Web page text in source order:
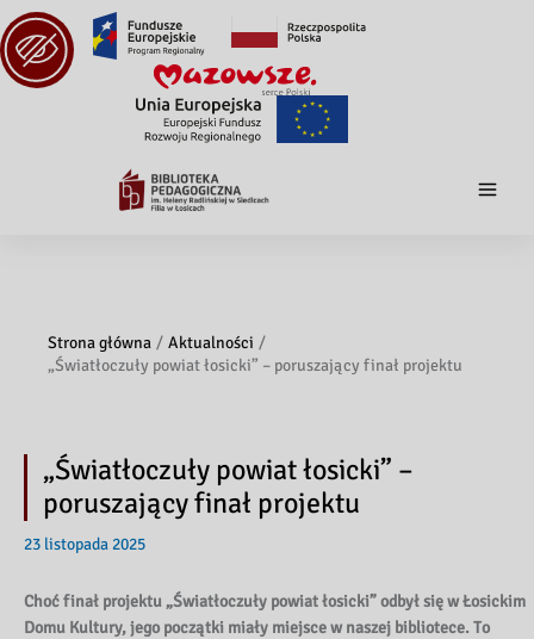
Strona główna
Aktualności
„Światłoczuły powiat łosicki” – poruszający finał projektu
„Światłoczuły powiat łosicki” –
poruszający finał projektu
23 listopada 2025
Choć finał projektu „Światłoczuły powiat łosicki” odbył się w Łosickim
Domu Kultury, jego początki miały miejsce w naszej bibliotece. To